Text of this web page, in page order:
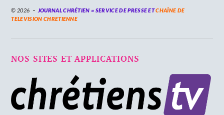
© 2026 JOURNAL CHRÉTIEN = SERVICE DE PRESSE ETCHAÎNE DE
TELEVISION CHRETIENNE
NOS SITES ET APPLICATIONS